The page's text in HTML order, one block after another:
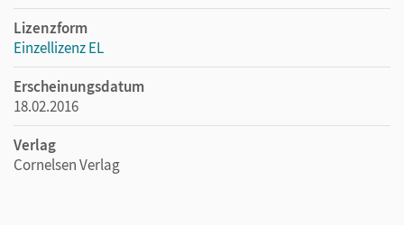
Lizenzform
Einzellizenz EL
Erscheinungsdatum
18.02.2016
Verlag
Cornelsen Verlag